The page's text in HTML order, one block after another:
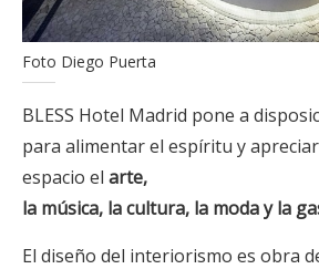
Foto Diego Puerta
BLESS Hotel Madrid pone a
para alimentar el espíritu y
espacio el arte,
la música, la cultura, la moda y la
El diseño del interiorismo es obra